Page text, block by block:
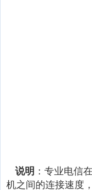
说明 ：专业电信
机之间的连接速度